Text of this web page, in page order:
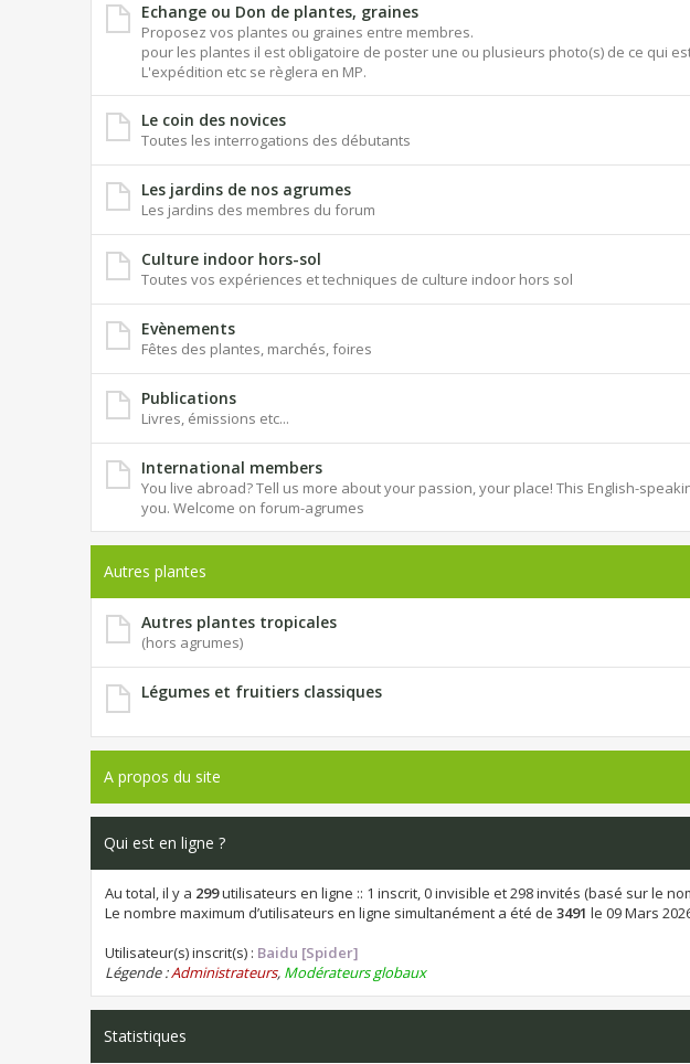
Echange ou Don de plantes, graines
Proposez vos plantes ou graines entre membres.
pour les plantes il est obligatoire de poster une ou plusieurs photo(s) de ce qui
L'expédition etc se règlera en MP.
Le coin des novices
Toutes les interrogations des débutants
Les jardins de nos agrumes
Les jardins des membres du forum
Culture indoor hors-sol
Toutes vos expériences et techniques de culture indoor hors sol
Evènements
Fêtes des plantes, marchés, foires
Publications
Livres, émissions etc...
International members
You live abroad? Tell us more about your passion, your place! This English-
you. Welcome on forum-agrumes
Autres plantes
Autres plantes tropicales
(hors agrumes)
Légumes et fruitiers classiques
A propos du site
Qui est en ligne ?
Au total, il y a 299utilisateurs en ligne :: 1 inscrit, 0 invisible et 298 invités (basé sur le
Le nombre maximum d’utilisateurs en ligne simultanément a été de 3491 le 09 Mars
Utilisateur(s) inscrit(s) : Baidu [Spider]
Légende :Administrateurs, Modérateurs globaux
Statistiques